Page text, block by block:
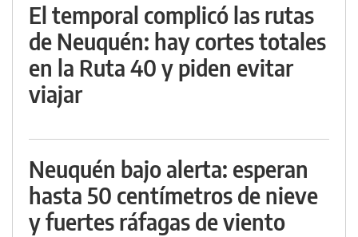
El temporal complicó las rutas
de Neuquén: hay cortes totales
en la Ruta 40 y piden evitar
viajar
Neuquén bajo alerta: esperan
hasta 50 centímetros de nieve
y fuertes ráfagas de viento